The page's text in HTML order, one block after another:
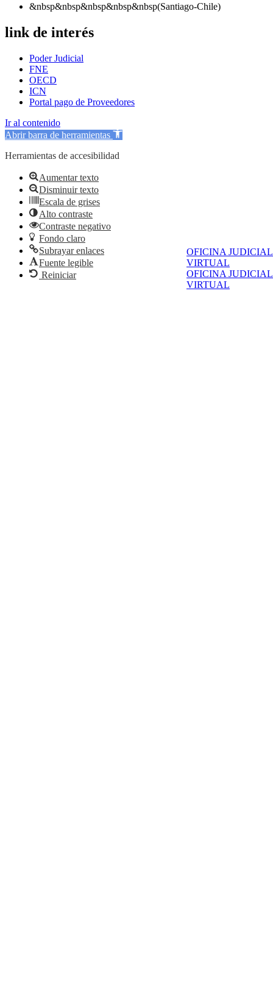
OFICINA JUDICIAL
VIRTUAL
OFICINA JUDICIAL
VIRTUAL
&nbsp&nbsp&nbsp&nbsp&nbsp(Santiago-Chile)
link de interés
Poder Judicial
FNE
OECD
ICN
Portal pago de Proveedores
Ir al contenido
Abrir barra de herramientas
Herramientas de accesibilidad
Aumentar texto
Disminuir texto
Escala de grises
Alto contraste
Contraste negativo
Fondo claro
Subrayar enlaces
Fuente legible
Reiniciar